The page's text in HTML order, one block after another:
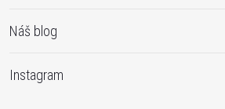
Náš blog
Instagram